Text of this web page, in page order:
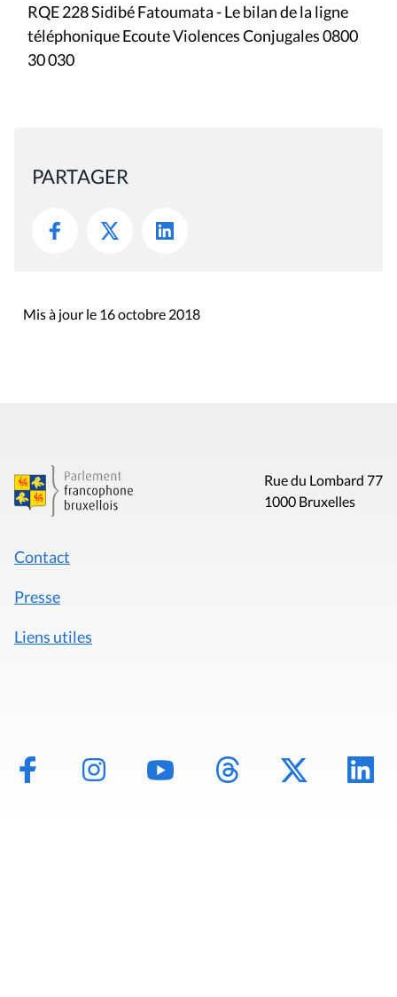
RQE 228 Sidibé Fatoumata - Le bilan de la ligne
téléphonique Ecoute Violences Conjugales 0800
30 030
PARTAGER
Mis à jour le 16 octobre 2018
Rue du Lombard 77
1000 Bruxelles
Contact
Presse
Liens utiles